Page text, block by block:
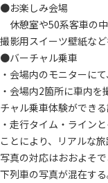
●お楽しみ会場
休憩室や50系客車の
撮影用スイーツ壁紙など
●バーチャル乗車
・会場内のモニターに
・会場内2箇所に車内
チャル乗車体験ができ
・走行タイム・ライン
ことにより、リアルな
写真の対応はおおよそ
下列車の写真が混在する